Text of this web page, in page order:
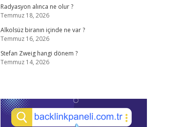
Radyasyon alınca ne olur ?
Temmuz 18, 2026
Alkolsüz biranın içinde ne var ?
Temmuz 16, 2026
Stefan Zweig hangi dönem ?
Temmuz 14, 2026